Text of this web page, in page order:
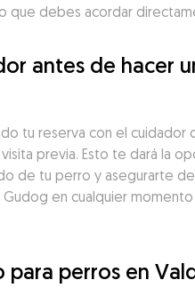
que debes acordar
antes de hacer
tu reserva con el
previa. Esto te dará la
de tu perro y asegurarte
en cualquier
para perros en